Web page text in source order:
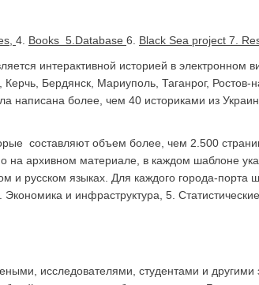
4. Books 5. Database 6. Black Sea project 7.
интерактивной историей в электронном
Бердянск, Мариуполь, Таганрог, Ростов-
более, чем 40 историками из
составляют объем более, чем 2.500
на архивном материале, в каждом шаблоне
и русском языках. Для каждого города-порта
и инфраструктура, 5.
исследователями, студентами и